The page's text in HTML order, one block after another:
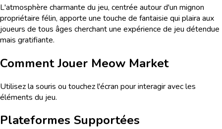
L'atmosphère charmante du jeu, centrée autour d'un mignon
propriétaire félin, apporte une touche de fantaisie qui plaira aux
joueurs de tous âges cherchant une expérience de jeu détendue
mais gratifiante.
Comment Jouer Meow Market
Utilisez la souris ou touchez l'écran pour interagir avec les
éléments du jeu.
Plateformes Supportées